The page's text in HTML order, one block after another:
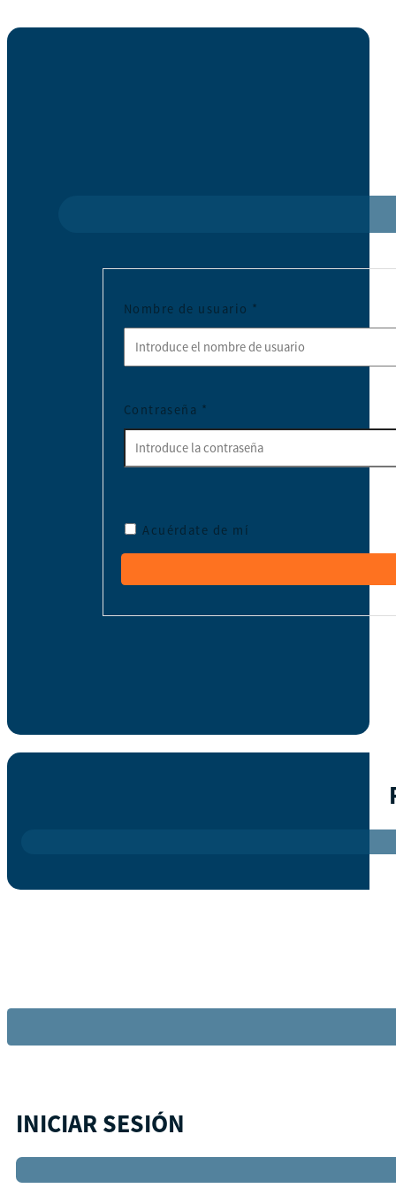
Nombre de usuario *
Contraseña *
Acuérdate de mí
INICIAR SESIÓN